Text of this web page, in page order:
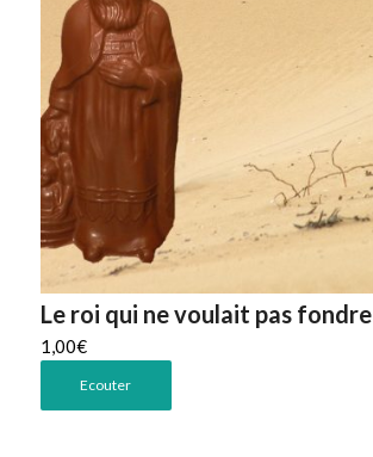
Le roi qui ne voulait pas fondre
1,00€
Ecouter